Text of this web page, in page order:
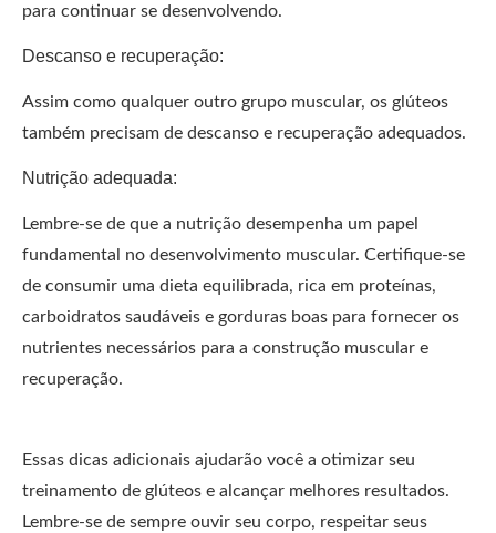
para continuar se desenvolvendo.
Descanso e recuperação:
Assim como qualquer outro grupo muscular, os glúteos
também precisam de descanso e recuperação adequados.
Nutrição adequada:
Lembre-se de que a nutrição desempenha um papel
fundamental no desenvolvimento muscular. Certifique-se
de consumir uma dieta equilibrada, rica em proteínas,
carboidratos saudáveis e gorduras boas para fornecer os
nutrientes necessários para a construção muscular e
recuperação.
Essas dicas adicionais ajudarão você a otimizar seu
treinamento de glúteos e alcançar melhores resultados.
Lembre-se de sempre ouvir seu corpo, respeitar seus